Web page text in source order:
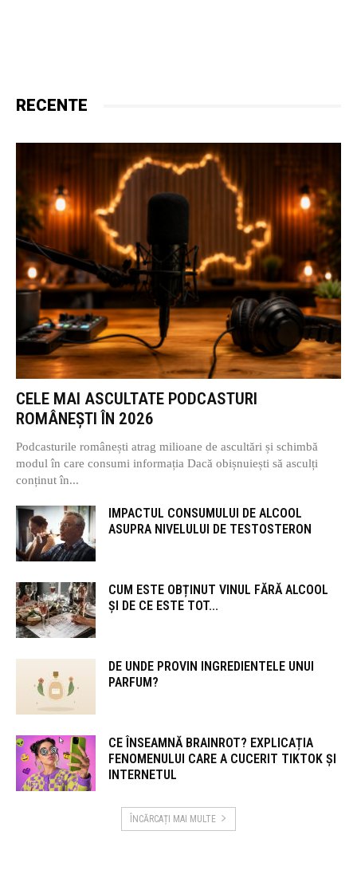
RECENTE
CELE MAI ASCULTATE PODCASTURI
ROMÂNEȘTI ÎN 2026
Podcasturile românești atrag milioane de ascultări și schimbă
modul în care consumi informația Dacă obișnuiești să asculți
conținut în...
IMPACTUL CONSUMULUI DE ALCOOL
ASUPRA NIVELULUI DE TESTOSTERON
CUM ESTE OBȚINUT VINUL FĂRĂ ALCOOL
ȘI DE CE ESTE TOT...
DE UNDE PROVIN INGREDIENTELE UNUI
PARFUM?
CE ÎNSEAMNĂ BRAINROT? EXPLICAȚIA
FENOMENULUI CARE A CUCERIT TIKTOK ȘI
INTERNETUL
ÎNCĂRCAȚI MAI MULTE